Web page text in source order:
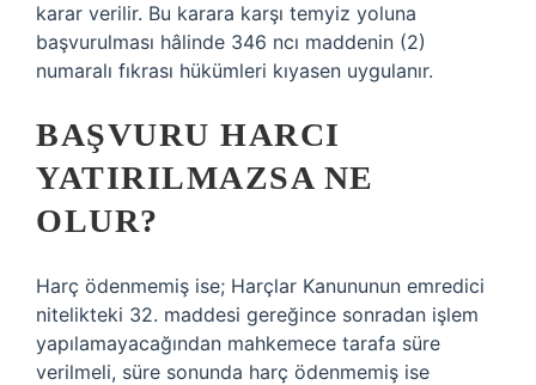
karar verilir. Bu karara karşı temyiz yoluna
başvurulması hâlinde 346 ncı maddenin (2)
numaralı fıkrası hükümleri kıyasen uygulanır.
BAŞVURU HARCI
YATIRILMAZSA NE
OLUR?
Harç ödenmemiş ise; Harçlar Kanununun emredici
nitelikteki 32. maddesi gereğince sonradan işlem
yapılamayacağından mahkemece tarafa süre
verilmeli, süre sonunda harç ödenmemiş ise